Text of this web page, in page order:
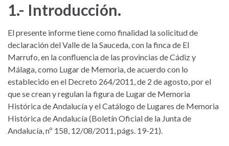
1.- Introducción.
El presente informe tiene como finalidad la solicitud de
declaración del Valle de la Sauceda, con la finca de El
Marrufo, en la confluencia de las provincias de Cádiz y
Málaga, como Lugar de Memoria, de acuerdo con lo
establecido en el Decreto 264/2011, de 2 de agosto, por el
que se crean y regulan la figura de Lugar de Memoria
Histórica de Andalucía y el Catálogo de Lugares de Memoria
Histórica de Andalucía (Boletín Oficial de la Junta de
Andalucía, nº 158, 12/08/2011, págs. 19-21).